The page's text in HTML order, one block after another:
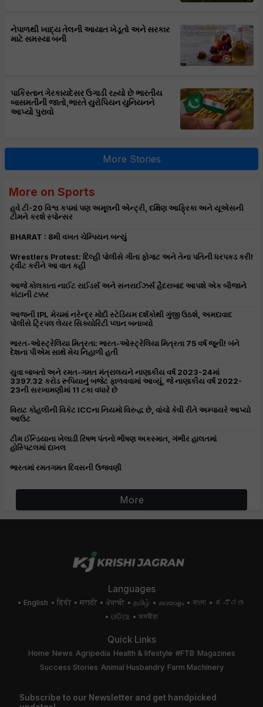
નેપાળથી ખાદ્ય તેલની આયાત ખેડૂતો અને સરકાર
માટે સમસ્યા બની
પાકિસ્તાન ગેરકાયદેસર ઉગાડી રહ્યો છે ભારતીય
બાસમતીની જાતો,ભારતે યુરોપિયન યુનિયનને
આપ્યો પુરાવો
More Stories
More on Sports
હવે ટી-20 વિશ્વ કપમાં પણ અમૂલની એન્ટ્રી, દક્ષિણ આફ્રિકા અને યૂએસની
ટીમને કરશે સ્પોન્સર
BHARAT : 8મી વખત ચેમ્પિયન બન્યું
Wrestlers Protest: દિલ્હી પોલીસે ગીતા ફોગાટ અને તેના પતિની ધરપકડ કરી!
ટ્વીટ કરીને આ વાત કહી
આજે કોલકાતા નાઈટ રાઈડર્સ અને સનરાઈઝર્સ હૈદરાબાદ આપશે એક બીજાને
કાંટાની ટક્કર
આજની IPL મેચમાં નરેન્દ્ર મોદી સ્ટેડિયમ દર્શકોથી ગુંજી ઉઠશે, અમદાવાદ
પોલીસે ટ્રિપલ લેયર સિક્યોરિટી પ્લાન બનાવ્યો
ભારત-ઓસ્ટ્રેલિયા મિત્રતા: ભારત-ઓસ્ટ્રેલિયા મિત્રતા 75 વર્ષ જૂની! બંને
દેશના પીએમ સાથે મેચ નિહાળી હતી
યુવા બાબતો અને રમત-ગમત મંત્રાલયને નાણાકીય વર્ષ 2023-24માં
3397.32 કરોડ રૂપિયાનું બજેટ ફાળવવામાં આવ્યું, જે નાણાકીય વર્ષ 2022-
23ની સરખામણીમાં 11 ટકા વધારે છે
વિરાટ કોહલીની વિકેટ ICCના નિયમો વિરુદ્ધ છે, વાંચો કેવી રીતે અમ્પાયરે આપ્યો
આઉટ
ટીમ ઈન્ડિયાના ખેલાડી રિષભ પંતનો ભીષણ અકસ્માત, ગંભીર હાલતમાં
હોસ્પિટલમાં દાખલ
ભારતમાં રમતગમત દિવસની ઉજવણી
More
Languages
English हिंदी मराठी ਪੰਜਾਬੀ தமிழ் മലയാളം বাংলা
ಕನ್ನಡ
ଓଡିଆ
অসমীয়া
Quick Links
Home News Agripedia Health & lifestyle #FTB Magazines
Success Stories Animal Husbandry Farm Machinery
Subscribe to our Newsletter and get handpicked